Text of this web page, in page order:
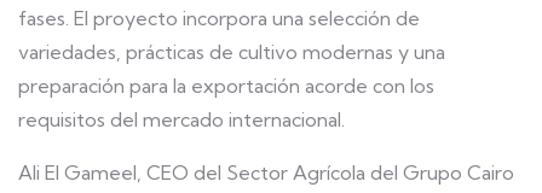
fases. El proyecto incorpora una selección de
variedades, prácticas de cultivo modernas y una
preparación para la exportación acorde con los
requisitos del mercado internacional.
Ali El Gameel, CEO del Sector Agrícola del Grupo Cairo